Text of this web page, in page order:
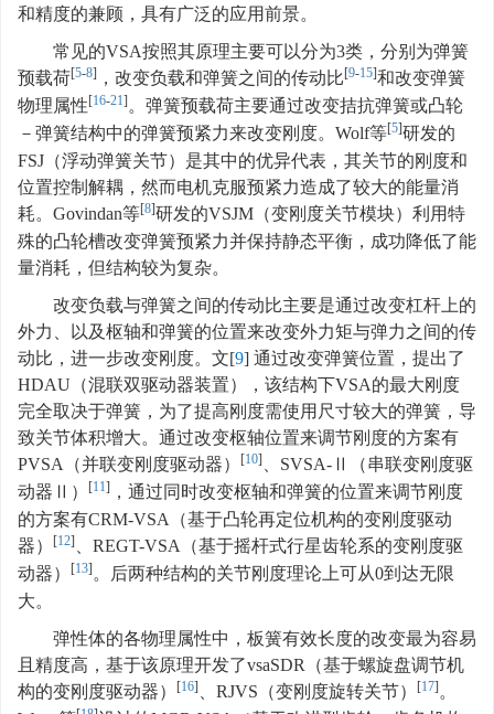
和精度的兼顾，具有广泛的应用前景。
常见的VSA按照其原理主要可以分为3类，分别为弹簧
预载荷[5-8] ，改变负载和弹簧之间的传动比[9-15]和改变弹簧
物理属性[16-21] 。弹簧预载荷主要通过改变拮抗弹簧或凸轮
－弹簧结构中的弹簧预紧力来改变刚度。Wolf等[5]研发的
FSJ（浮动弹簧关节）是其中的优异代表，其关节的刚度和
位置控制解耦，然而电机克服预紧力造成了较大的能量消
耗。Govindan等[8]研发的VSJM（变刚度关节模块）利用特
殊的凸轮槽改变弹簧预紧力并保持静态平衡，成功降低了能
量消耗，但结构较为复杂。
改变负载与弹簧之间的传动比主要是通过改变杠杆上的
外力、以及枢轴和弹簧的位置来改变外力矩与弹力之间的传
动比，进一步改变刚度。文[9] 通过改变弹簧位置，提出了
HDAU（混联双驱动器装置），该结构下VSA的最大刚度
完全取决于弹簧，为了提高刚度需使用尺寸较大的弹簧，导
致关节体积增大。通过改变枢轴位置来调节刚度的方案有
PVSA（并联变刚度驱动器）
[10]
、SVSA-Ⅱ（串联变刚度驱
动器Ⅱ）
[11] ，通过同时改变枢轴和弹簧的位置来调节刚度
的方案有CRM-VSA（基于凸轮再定位机构的变刚度驱动
器）
[12]
、REGT-VSA（基于摇杆式行星齿轮系的变刚度驱
动器）
[13] 。后两种结构的关节刚度理论上可从0到达无限
大。
弹性体的各物理属性中，板簧有效长度的改变最为容易
且精度高，基于该原理开发了vsaSDR（基于螺旋盘调节机
构的变刚度驱动器）
[16] 、RJVS（变刚度旋转关节） [17] 。